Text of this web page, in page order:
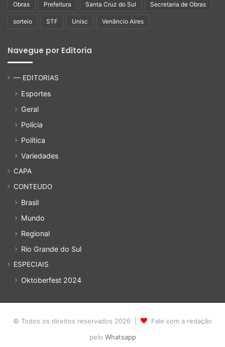
Obras Prefeitura Santa Cruz do Sul Secretaria de Obras
sorteio STF Unisc Venâncio Aires
Navegue por Editoria
— EDITORIAS
Esportes
Geral
Polícia
Política
Variedades
CAPA
CONTEUDO
Brasil
Mundo
Regional
Rio Grande do Sul
ESPECIAIS
Oktoberfest 2024
© Todos os direitos reservados 2026 |
Fale com a redação
pelo Whatsapp